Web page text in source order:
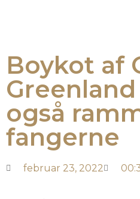
Boykot af
også
fangerne
februar 23, 2022